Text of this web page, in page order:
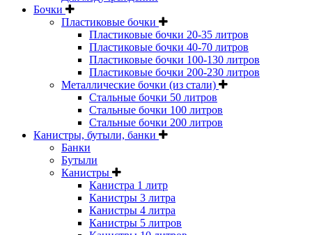
Бочки
Пластиковые бочки
Пластиковые бочки 20-35 литров
Пластиковые бочки 40-70 литров
Пластиковые бочки 100-130 литров
Пластиковые бочки 200-230 литров
Металлические бочки (из стали)
Стальные бочки 50 литров
Стальные бочки 100 литров
Стальные бочки 200 литров
Канистры, бутыли, банки
Банки
Бутыли
Канистры
Канистра 1 литр
Канистры 3 литра
Канистры 4 литра
Канистры 5 литров